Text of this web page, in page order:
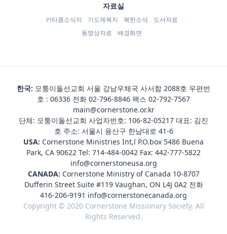
자료실
카타콤소식지 기도제목지 북한소식
도서자료
동영상자료
배경화면
한국: 모퉁이돌선교회 서울 강남우체국 사서함 2088호 우편번
호 : 06336 전화 02-796-8846 팩스 02-792-7567
main@cornerstone.or.kr
단체: 모퉁이돌선교회 사업자번호: 106-82-05217 대표: 김진
호 주소: 서울시 용산구 한남대로 41-6
USA: Cornerstone Ministries Int,l P.O.box 5486 Buena
Park, CA 90622 Tel: 714-484-0042 Fax: 442-777-5822
info@cornerstoneusa.org
CANADA: Cornerstone Ministry of Canada 10-8707
Dufferin Street Suite #119 Vaughan, ON L4J 0A2 전화
416-206-9191 info@cornerstonecanada.org
Copyright © 2020 Cornerstone Missionary Society. All
Rights Reserved.